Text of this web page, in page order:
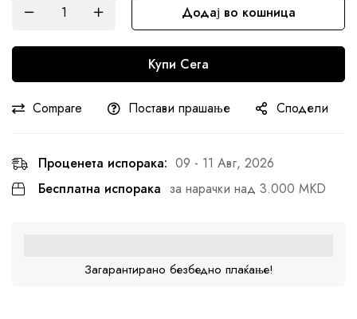
Додај во кошница
Купи Сега
Compare Постави прашање Сподели
Проценета испорака: 09 - 11 Авг, 2026
Бесплатна испорака за нарачки над 3.000 MKD
Загарантирано безбедно плаќање!